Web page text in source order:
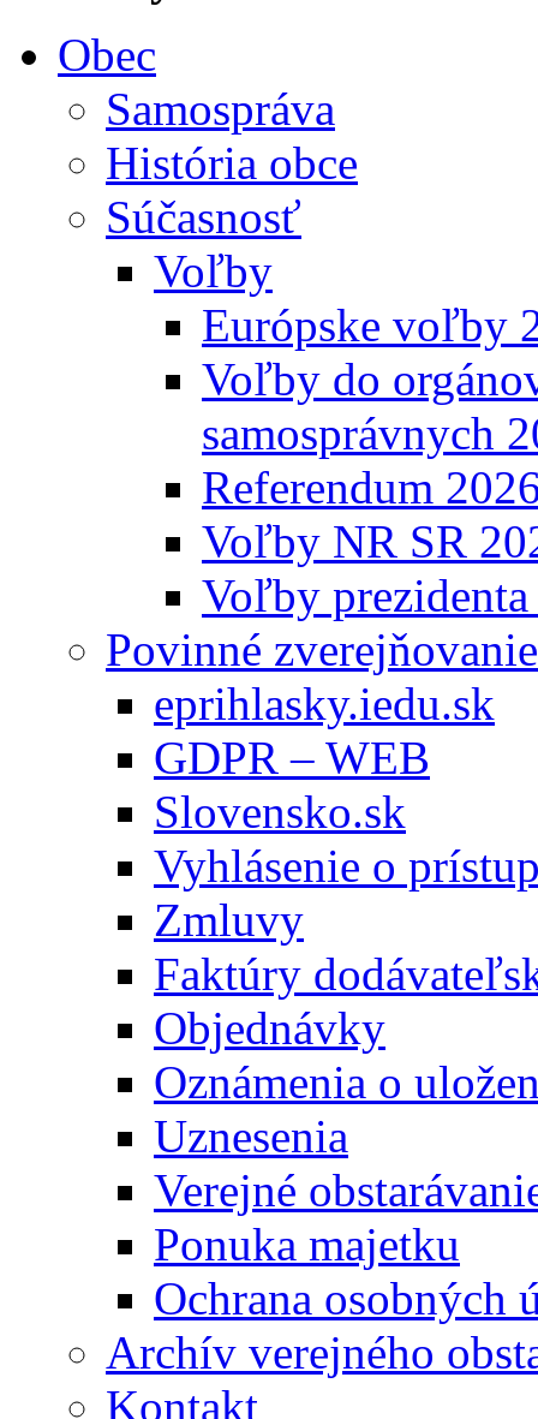
Obec
Samospráva
História obce
Súčasnosť
Voľby
Európske voľby
Voľby do
samosprávnych
Referendum
Voľby NR SR
Voľby
Povinné zverejňovanie
eprihlasky.iedu.sk
GDPR – WEB
Slovensko.sk
Vyhlásenie o
Zmluvy
Faktúry
Objednávky
Oznámenia o
Uznesenia
Verejné
Ponuka majetku
Ochrana osobných
Archív verejného
Kontakt